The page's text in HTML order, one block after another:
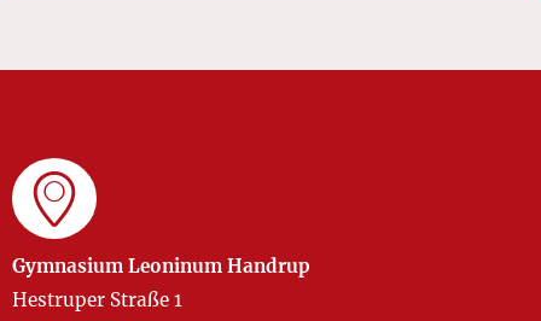
Gymnasium Leoninum Handrup
Hestruper Straße 1